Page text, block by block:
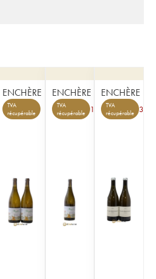
ENCHÈRE
TVA
récupérable
ENCHÈRE
TVA
récupérable
1
ENCHÈRE
TVA
récupérable
3